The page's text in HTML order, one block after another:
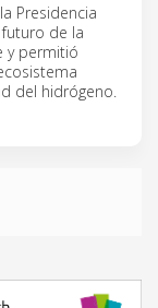
Presidencia
de la
y permitió
del hidrógeno.